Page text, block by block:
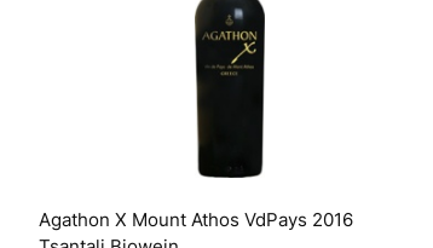
Agathon X Mount Athos VdPays 2016